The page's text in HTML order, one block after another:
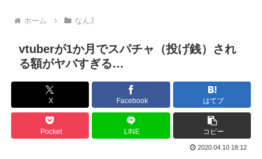
お前らが描いた絵を貼るスレ
ちいかわのモモンガがちんちんに来るんやが
高市早苗、3000万円以上の高級新公用車を購入させ贅を尽...
韓国人さん、ネトウヨの痛いところを突いてしまう。「日本人...
小泉防衛大臣、高市早苗の被災地訪問PVに張り合うかのよう...
韓国人「韓国人が日本のラーメンについて勘違いしていること...
ホーム なんJ
vtuberが1か月でスパチャ（投げ銭）され
る額がヤバすぎる…
X Facebook はてブ
Pocket LINE コピー
2020.04.10 18:12